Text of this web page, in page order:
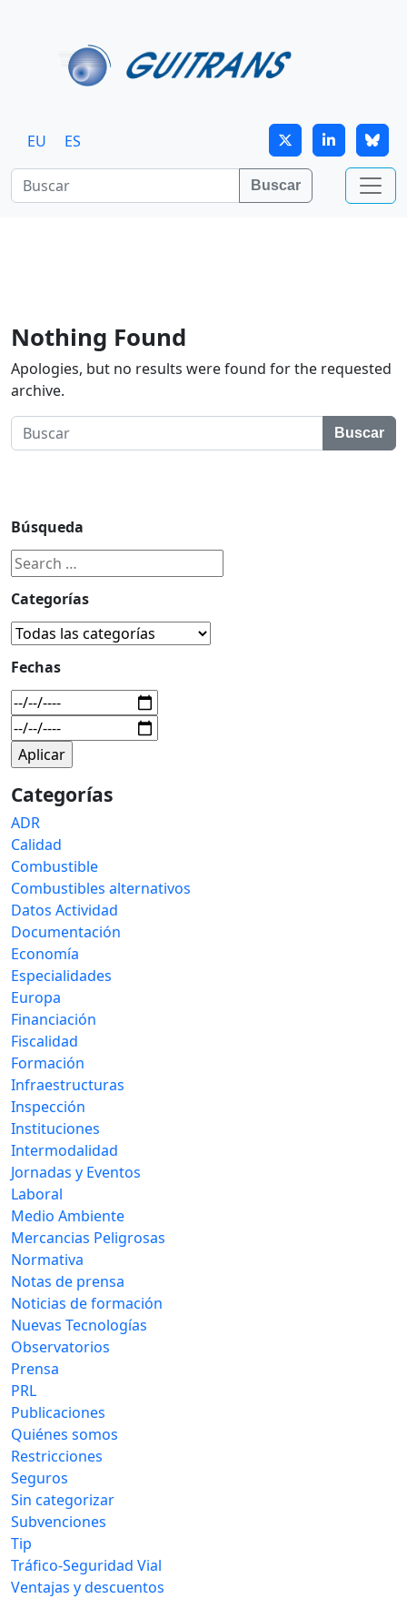
EU ES
Buscar
Nothing Found
Apologies, but no results were found for the requested
archive.
Buscar
Búsqueda
Categorías
Fechas
Categorías
ADR
Calidad
Combustible
Combustibles alternativos
Datos Actividad
Documentación
Economía
Especialidades
Europa
Financiación
Fiscalidad
Formación
Infraestructuras
Inspección
Instituciones
Intermodalidad
Jornadas y Eventos
Laboral
Medio Ambiente
Mercancias Peligrosas
Normativa
Notas de prensa
Noticias de formación
Nuevas Tecnologías
Observatorios
Prensa
PRL
Publicaciones
Quiénes somos
Restricciones
Seguros
Sin categorizar
Subvenciones
Tip
Tráfico-Seguridad Vial
Ventajas y descuentos